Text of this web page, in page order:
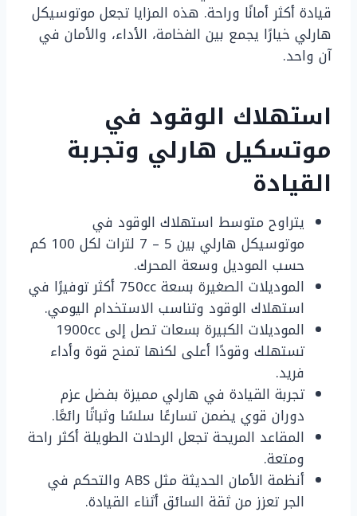
قيادة أكثر أمانًا وراحة. هذه المزايا تجعل موتوسيكل
هارلي خيارًا يجمع بين الفخامة، الأداء، والأمان في
آن واحد.
استهلاك الوقود في
موتسكيل هارلي وتجربة
القيادة
يتراوح متوسط استهلاك الوقود في
موتوسيكل هارلي بين 5 – 7 لترات لكل 100 كم
حسب الموديل وسعة المحرك.
الموديلات الصغيرة بسعة 750cc أكثر توفيرًا في
استهلاك الوقود وتناسب الاستخدام اليومي.
الموديلات الكبيرة بسعات تصل إلى 1900cc
تستهلك وقودًا أعلى لكنها تمنح قوة وأداء
فريد.
تجربة القيادة في هارلي مميزة بفضل عزم
دوران قوي يضمن تسارعًا سلسًا وثباتًا رائعًا.
المقاعد المريحة تجعل الرحلات الطويلة أكثر راحة
ومتعة.
أنظمة الأمان الحديثة مثل ABS والتحكم في
الجر تعزز من ثقة السائق أثناء القيادة.